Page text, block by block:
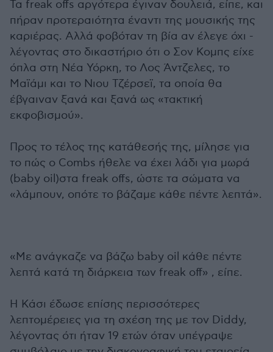
Τα freak offs αργότερα έγιναν δουλειά, είπε, και
πήραν προτεραιότητα έναντι της μουσικής της
καριέρας. Αλλά φοβόταν τη βία αν έλεγε όχι -
λέγοντας στο δικαστήριο ότι ο Σον Κομπς είχε
όπλα στη Νέα Υόρκη, το Λος Άντζελες, το
Μαϊάμι και το Νιου Τζέρσεϊ, τα οποία θα
έβγαιναν ξανά και ξανά ως «τακτική
εκφοβισμού».
Προς το τέλος της κατάθεσής της, μίλησε για
το πώς ο Combs ήθελε να έχει λάδι για μωρά
(baby oil)στα freak offs, ώστε τα σώματα να
«λάμπουν, οπότε το βάζαμε κάθε πέντε λεπτά».
«Με ανάγκαζε να βάζω baby oil κάθε πέντε
λεπτά κατά τη διάρκεια των freak off» , είπε.
Η Κάσι έδωσε επίσης περισσότερες
λεπτομέρειες για τη σχέση της με τον Diddy,
λέγοντας ότι ήταν 19 ετών όταν υπέγραψε